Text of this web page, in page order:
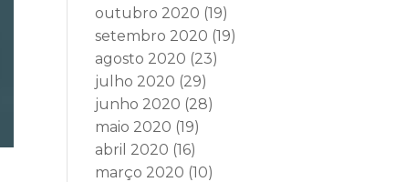
outubro 2020 (19)
setembro 2020 (19)
agosto 2020 (23)
julho 2020 (29)
junho 2020 (28)
maio 2020 (19)
abril 2020 (16)
março 2020 (10)